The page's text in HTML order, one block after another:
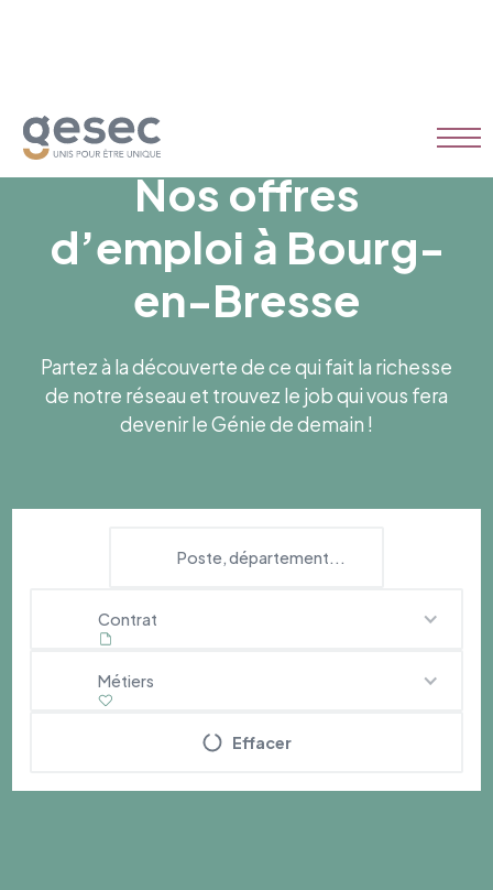
Nos offres
d’emploi à Bourg-
en-Bresse
Partez à la découverte de ce qui fait la richesse
de notre réseau et trouvez le job qui vous fera
devenir le Génie de demain !
Contrat
Métiers
Effacer